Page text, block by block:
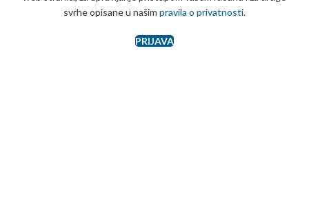
svrhe opisane u našim pravila o privatnosti.
PRIJAVA